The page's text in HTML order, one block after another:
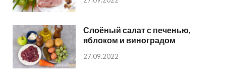
Слоёный салат с печенью,
яблоком и виноградом
27.09.2022